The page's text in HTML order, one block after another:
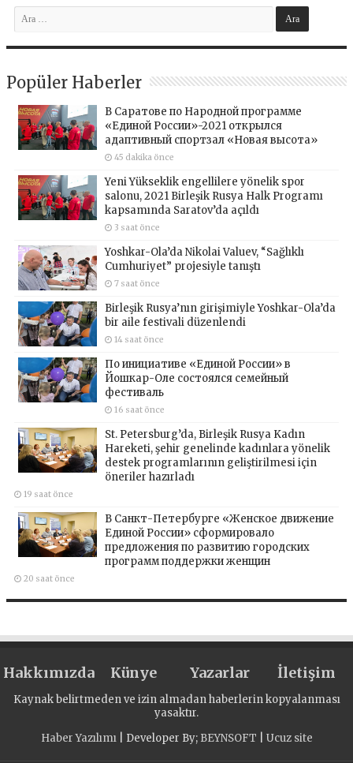
Popüler Haberler
В Саратове по Народной программе
«Единой России»-2021 открылся
адаптивный спортзал «Новая высота»
45 dakika önce
Yeni Yükseklik engellilere yönelik spor
salonu, 2021 Birleşik Rusya Halk Programı
kapsamında Saratov’da açıldı
3 saat önce
Yoshkar-Ola’da Nikolai Valuev, “Sağlıklı
Cumhuriyet” projesiyle tanıştı
7 saat önce
Birleşik Rusya’nın girişimiyle Yoshkar-Ola’da
bir aile festivali düzenlendi
14 saat önce
По инициативе «Единой России» в
Йошкар-Оле состоялся семейный
фестиваль
16 saat önce
St. Petersburg’da, Birleşik Rusya Kadın
Hareketi, şehir genelinde kadınlara yönelik
destek programlarının geliştirilmesi için
öneriler hazırladı
19 saat önce
В Санкт-Петербурге «Женское движение
Единой России» сформировало
предложения по развитию городских
программ поддержки женщин
20 saat önce
Hakkımızda Künye Yazarlar İletişim
Kaynak belirtmeden ve izin almadan haberlerin kopyalanması
yasaktır.
Haber Yazılımı| Developer By; BEYNSOFT Ucuz site